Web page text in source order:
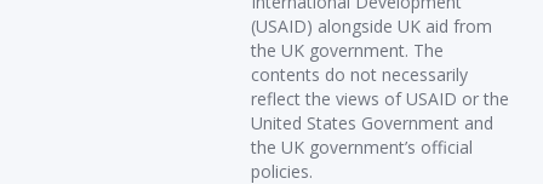
(USAID) alongside UK aid from
the UK government. The
contents do not necessarily
reflect the views of USAID or the
United States Government and
the UK government’s official
policies.